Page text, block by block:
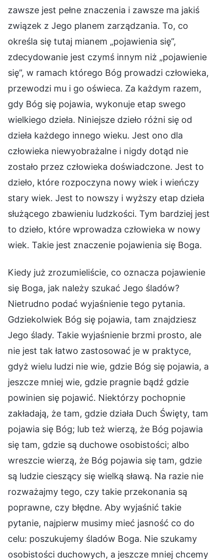
zawsze jest pełne znaczenia i zawsze ma jakiś
związek z Jego planem zarządzania. To, co
określa się tutaj mianem „pojawienia się”,
zdecydowanie jest czymś innym niż „pojawienie
się”, w ramach którego Bóg prowadzi człowieka,
przewodzi mu i go oświeca. Za każdym razem,
gdy Bóg się pojawia, wykonuje etap swego
wielkiego dzieła. Niniejsze dzieło różni się od
dzieła każdego innego wieku. Jest ono dla
człowieka niewyobrażalne i nigdy dotąd nie
zostało przez człowieka doświadczone. Jest to
dzieło, które rozpoczyna nowy wiek i wieńczy
stary wiek. Jest to nowszy i wyższy etap dzieła
służącego zbawieniu ludzkości. Tym bardziej jest
to dzieło, które wprowadza człowieka w nowy
wiek. Takie jest znaczenie pojawienia się Boga.
Kiedy już zrozumieliście, co oznacza pojawienie
się Boga, jak należy szukać Jego śladów?
Nietrudno podać wyjaśnienie tego pytania.
Gdziekolwiek Bóg się pojawia, tam znajdziesz
Jego ślady. Takie wyjaśnienie brzmi prosto, ale
nie jest tak łatwo zastosować je w praktyce,
gdyż wielu ludzi nie wie, gdzie Bóg się pojawia, a
jeszcze mniej wie, gdzie pragnie bądź gdzie
powinien się pojawić. Niektórzy pochopnie
zakładają, że tam, gdzie działa Duch Święty, tam
pojawia się Bóg; lub też wierzą, że Bóg pojawia
się tam, gdzie są duchowe osobistości; albo
wreszcie wierzą, że Bóg pojawia się tam, gdzie
są ludzie cieszący się wielką sławą. Na razie nie
rozważajmy tego, czy takie przekonania są
poprawne, czy błędne. Aby wyjaśnić takie
pytanie, najpierw musimy mieć jasność co do
celu: poszukujemy śladów Boga. Nie szukamy
osobistości duchowych, a jeszcze mniej chcemy